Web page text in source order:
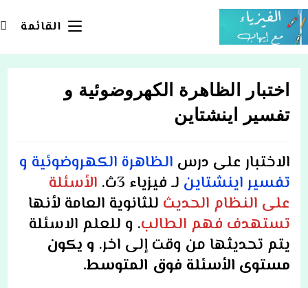
Skip
to
content
القائمة
اختبار الظاهرة الكهروضوئية و
تفسير اينشتاين
الاختبار على درس الظاهرة الكهروضوئية و
تفسير اينشتاين لـ فيزياء 3ث.
الأسئلة
على النظام الحديث للثانوية العامة لأنها
تستهدف فهم الطالب. و للعلم الاسئلة
يتم تحديثها من وقت إلى اخر. و يكون
مستوى الأسئلة فوق المتوسط.